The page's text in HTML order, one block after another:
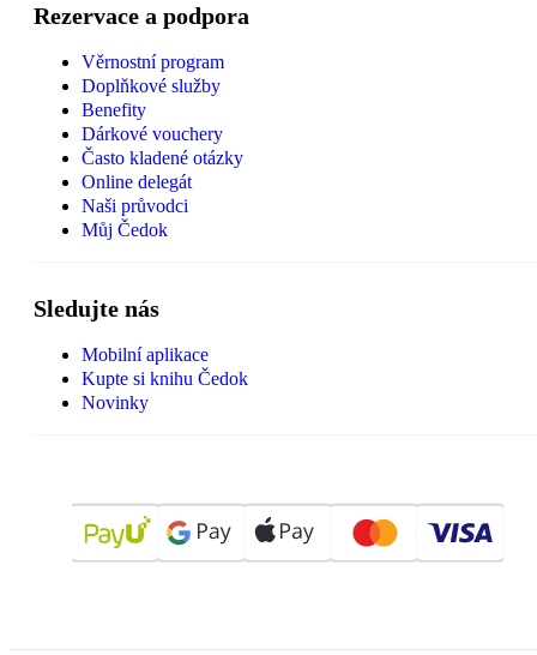
Rezervace a podpora
Věrnostní program
Doplňkové služby
Benefity
Dárkové vouchery
Často kladené otázky
Online delegát
Naši průvodci
Můj Čedok
Sledujte nás
Mobilní aplikace
Kupte si knihu Čedok
Novinky